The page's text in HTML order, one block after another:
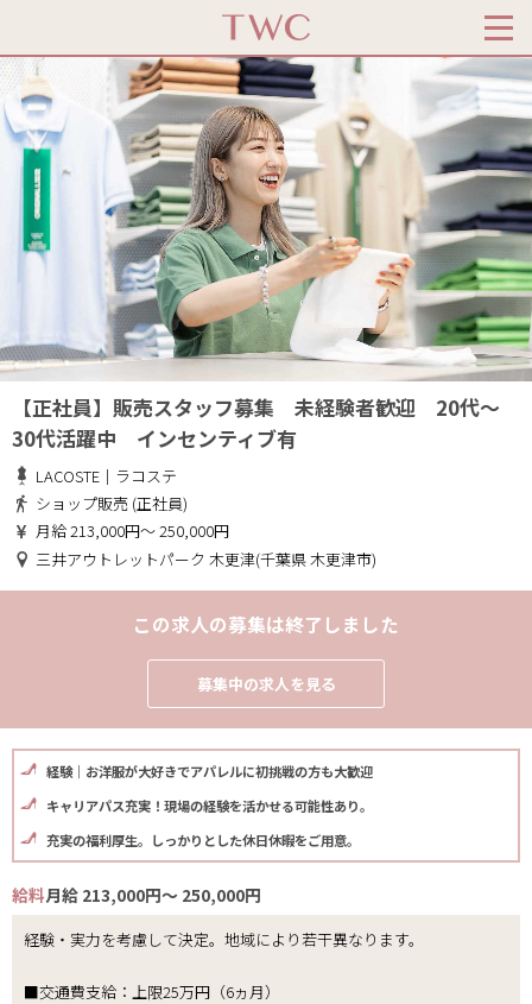
【正社員】販売スタッフ募集 未経験者歓迎 20代～
30代活躍中 インセンティブ有
LACOSTE｜ラコステ
ショップ販売 (正社員)
月給 213,000円～ 250,000円
三井アウトレットパーク 木更津(千葉県 木更津市)
この求人の募集は終了しました
募集中の求人を見る
経験｜お洋服が大好きでアパレルに初挑戦の方も大歓迎
キャリアパス充実！現場の経験を活かせる可能性あり。
充実の福利厚生。しっかりとした休日休暇をご用意。
給料月給 213,000円～ 250,000円
経験・実力を考慮して決定。地域により若干異なります。
■交通費支給：上限25万円（6ヵ月）